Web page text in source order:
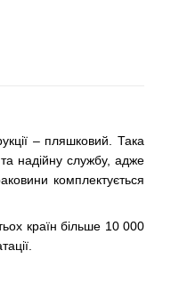
– пляшковий. Така
надійну службу, адже
комплектується
країн більше 10 000